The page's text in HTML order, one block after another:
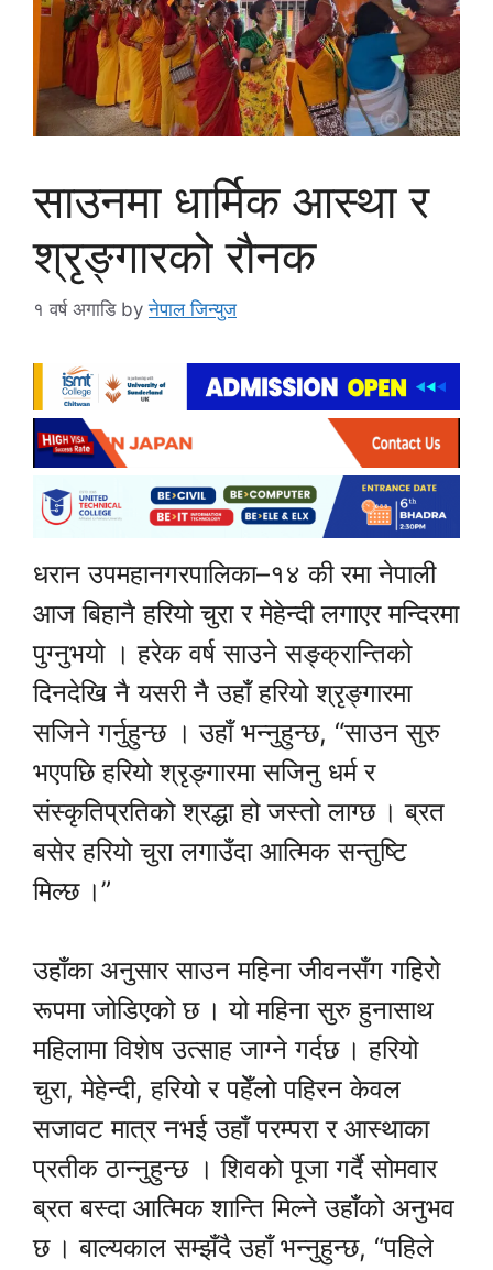
साउनमा धार्मिक आस्था र
श्रृङ्गारको रौनक
१ वर्ष अगाडि byनेपाल जिन्युज
धरान उपमहानगरपालिका–१४ की रमा नेपाली
आज बिहानै हरियो चुरा र मेहेन्दी लगाएर मन्दिरमा
पुग्नुभयो । हरेक वर्ष साउने सङ्क्रान्तिको
दिनदेखि नै यसरी नै उहाँ हरियो श्रृङ्गारमा
सजिने गर्नुहुन्छ । उहाँ भन्नुहुन्छ, “साउन सुरु
भएपछि हरियो श्रृङ्गारमा सजिनु धर्म र
संस्कृतिप्रतिको श्रद्धा हो जस्तो लाग्छ । ब्रत
बसेर हरियो चुरा लगाउँदा आत्मिक सन्तुष्टि
मिल्छ ।”
उहाँका अनुसार साउन महिना जीवनसँग गहिरो
रूपमा जोडिएको छ । यो महिना सुरु हुनासाथ
महिलामा विशेष उत्साह जाग्ने गर्दछ । हरियो
चुरा, मेहेन्दी, हरियो र पहेँलो पहिरन केवल
सजावट मात्र नभई उहाँ परम्परा र आस्थाका
प्रतीक ठान्नुहुन्छ । शिवको पूजा गर्दै सोमवार
ब्रत बस्दा आत्मिक शान्ति मिल्ने उहाँको अनुभव
छ । बाल्यकाल सम्झँदै उहाँ भन्नुहुन्छ, “पहिले